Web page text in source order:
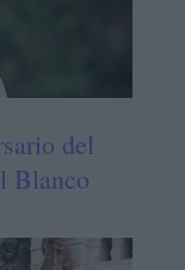
del
Blanco